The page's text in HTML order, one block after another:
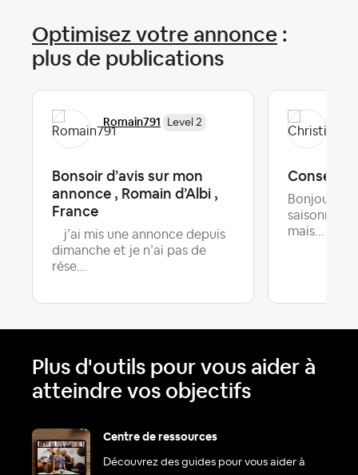
Optimisez votre annonce :
plus de publications
Romain791 Level 2
Bonsoir d’avis sur mon
annonce , Romain d’Albi ,
France
j’ai mis une annonce depuis
dimanche et je n’ai pas de
rése...
Conseils
Bonjour,Je
saisonnière
mais...
Plus d'outils pour vous aider à
atteindre vos objectifs
Centre de ressources
Découvrez des guides pour vous aider à